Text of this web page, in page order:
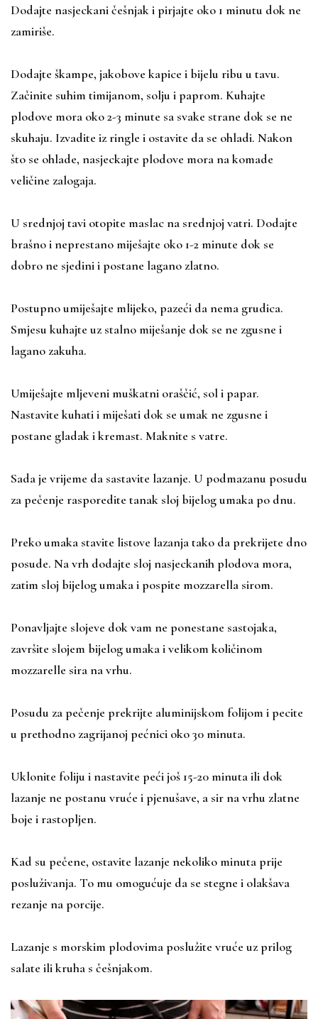
Dodajte nasjeckani češnjak i pirjajte oko 1 minutu dok ne
zamiriše.
Dodajte škampe, jakobove kapice i bijelu ribu u tavu.
Začinite suhim timijanom, solju i paprom. Kuhajte
plodove mora oko 2-3 minute sa svake strane dok se ne
skuhaju. Izvadite iz ringle i ostavite da se ohladi. Nakon
što se ohlade, nasjeckajte plodove mora na komade
veličine zalogaja.
U srednjoj tavi otopite maslac na srednjoj vatri. Dodajte
brašno i neprestano miješajte oko 1-2 minute dok se
dobro ne sjedini i postane lagano zlatno.
Postupno umiješajte mlijeko, pazeći da nema grudica.
Smjesu kuhajte uz stalno miješanje dok se ne zgusne i
lagano zakuha.
Umiješajte mljeveni muškatni oraščić, sol i papar.
Nastavite kuhati i miješati dok se umak ne zgusne i
postane gladak i kremast. Maknite s vatre.
Sada je vrijeme da sastavite lazanje. U podmazanu posudu
za pečenje rasporedite tanak sloj bijelog umaka po dnu.
Preko umaka stavite listove lazanja tako da prekrijete dno
posude. Na vrh dodajte sloj nasjeckanih plodova mora,
zatim sloj bijelog umaka i pospite mozzarella sirom.
Ponavljajte slojeve dok vam ne ponestane sastojaka,
završite slojem bijelog umaka i velikom količinom
mozzarelle sira na vrhu.
Posudu za pečenje prekrijte aluminijskom folijom i pecite
u prethodno zagrijanoj pećnici oko 30 minuta.
Uklonite foliju i nastavite peći još 15-20 minuta ili dok
lazanje ne postanu vruće i pjenušave, a sir na vrhu zlatne
boje i rastopljen.
Kad su pečene, ostavite lazanje nekoliko minuta prije
posluživanja. To mu omogućuje da se stegne i olakšava
rezanje na porcije.
Lazanje s morskim plodovima poslužite vruće uz prilog
salate ili kruha s češnjakom.